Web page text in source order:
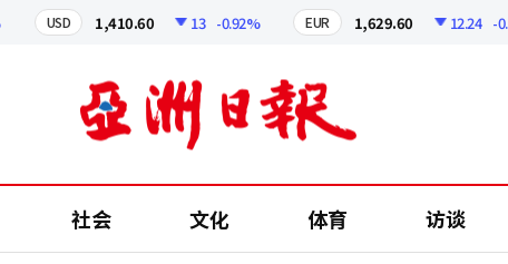
USD 1,410.60 13 -0.92% EUR 1,629.60 12.24 -0.75%
社会 文化 体育 访谈